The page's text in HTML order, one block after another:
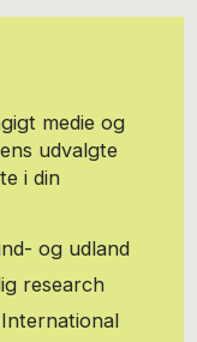
og været SF-formand
Obi, strikketøj og
medie og
udvalgte
i din
og udland
research